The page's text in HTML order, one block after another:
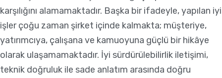
karşılığını alamamaktadır. Başka bir ifadeyle, yapılan iyi
işler çoğu zaman şirket içinde kalmakta; müşteriye,
yatırımcıya, çalışana ve kamuoyuna güçlü bir hikâye
olarak ulaşamamaktadır. İyi sürdürülebilirlik iletişimi,
teknik doğruluk ile sade anlatım arasında doğru